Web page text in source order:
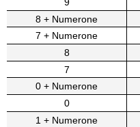
8 + Numerone
7 + Numerone
8
7
0 + Numerone
0
1 + Numerone